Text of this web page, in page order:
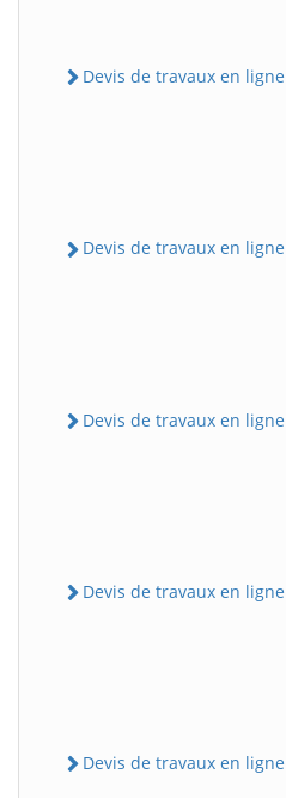
Devis de travaux en ligne
Devis de travaux en ligne
Devis de travaux en ligne
Devis de travaux en ligne
Devis de travaux en ligne